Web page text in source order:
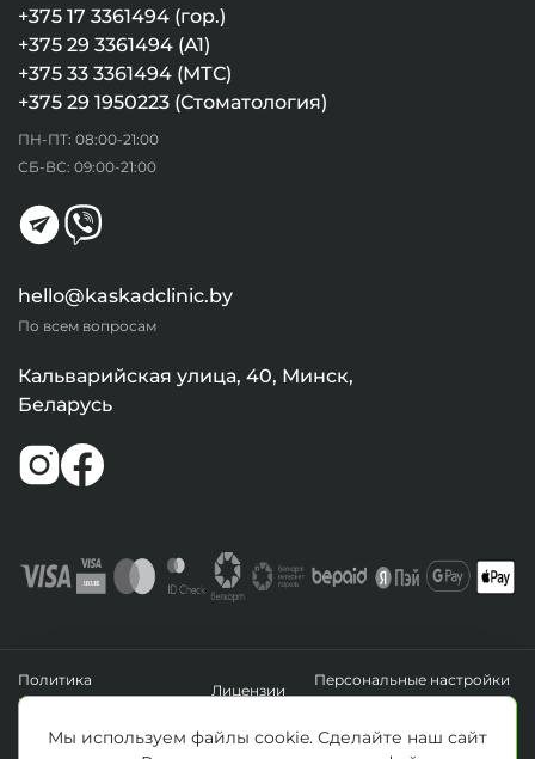
+375 17 3361494 (гор.)
+375 29 3361494 (А1)
+375 33 3361494 (МТС)
+375 29 1950223 (Стоматология)
ПН-ПТ: 08:00-21:00
СБ-ВС: 09:00-21:00
hello@kaskadclinic.by
По всем вопросам
Кальварийская улица, 40, Минск,
Беларусь
Политика
конфиденциальности
Лицензии
Персональные настройки
файлов cookie
Зарегистрировано Минским горисполкомом 14.04.2020 г.
Мы используем файлы cookie. Сделайте наш сайт